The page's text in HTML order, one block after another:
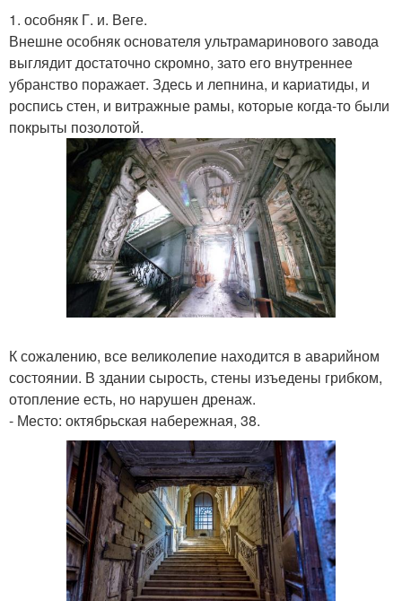
1. особняк Г. и. Веге.
Внешне особняк основателя ультрамаринового завода
выглядит достаточно скромно, зато его внутреннее
убранство поражает. Здесь и лепнина, и кариатиды, и
роспись стен, и витражные рамы, которые когда-то были
покрыты позолотой.
К сожалению, все великолепие находится в аварийном
состоянии. В здании сырость, стены изъедены грибком,
отопление есть, но нарушен дренаж.
- Место: октябрьская набережная, 38.